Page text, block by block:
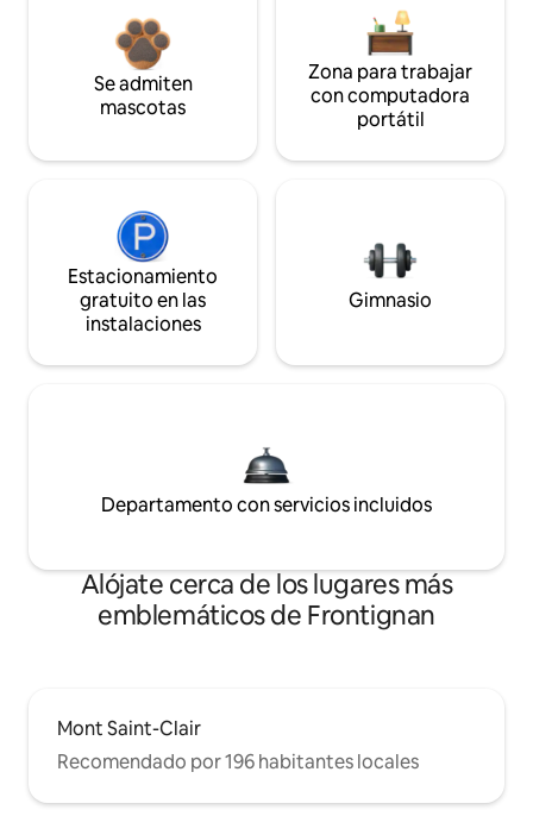
Se admiten
mascotas
Zona para trabajar
con computadora
portátil
Estacionamiento
gratuito en las
instalaciones
Gimnasio
Departamento con servicios incluidos
Alójate cerca de los lugares más
emblemáticos de Frontignan
Mont Saint-Clair
Recomendado por 196 habitantes locales